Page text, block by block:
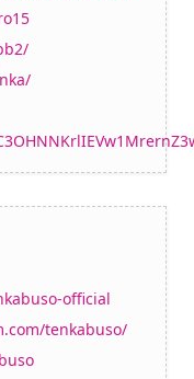
official
tenkabuso/